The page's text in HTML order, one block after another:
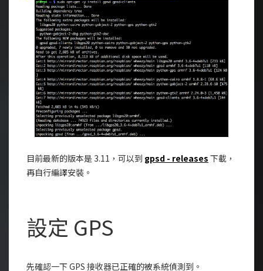
目前最新的版本是 3.11，可以到 gpsd - releases 下載，
再自行編譯安裝。
設定 GPS
先確認一下 GPS 接收器已正確的被系統偵測到。